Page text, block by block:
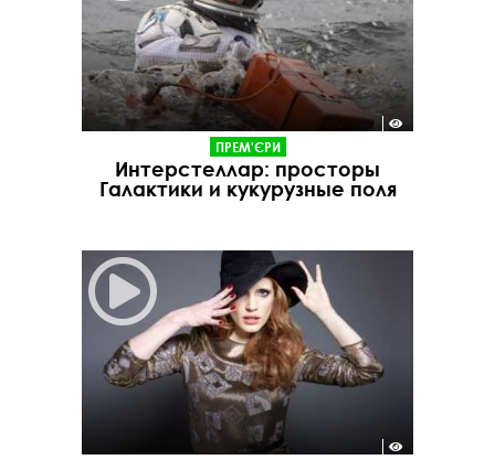
ПРЕМ'ЄРИ
Интерстеллар: просторы
Галактики и кукурузные поля